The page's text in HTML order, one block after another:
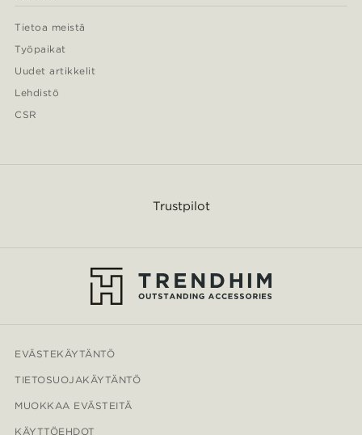
Tietoa meistä
Työpaikat
Uudet artikkelit
Lehdistö
CSR
Trustpilot
EVÄSTEKÄYTÄNTÖ
TIETOSUOJAKÄYTÄNTÖ
MUOKKAA EVÄSTEITÄ
KÄYTTÖEHDOT